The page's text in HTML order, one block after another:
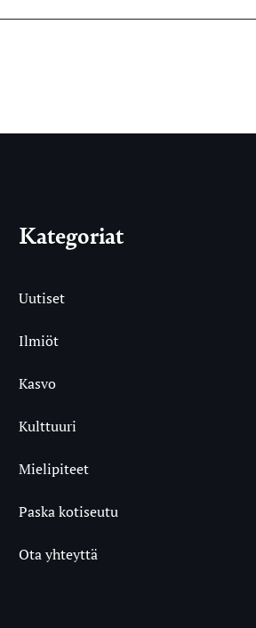
Kategoriat
Uutiset
Ilmiöt
Kasvo
Kulttuuri
Mielipiteet
Paska kotiseutu
Ota yhteyttä